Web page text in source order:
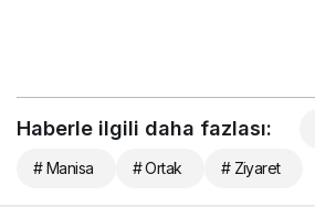
Haberle ilgili daha fazlası:
# Manisa # Ortak # Ziyaret